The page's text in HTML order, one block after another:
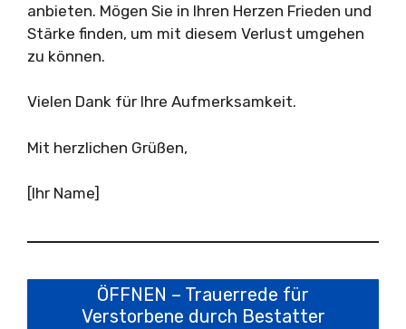
anbieten. Mögen Sie in Ihren Herzen Frieden und
Stärke finden, um mit diesem Verlust umgehen
zu können.
Vielen Dank für Ihre Aufmerksamkeit.
Mit herzlichen Grüßen,
[Ihr Name]
ÖFFNEN – Trauerrede für
Verstorbene durch Bestatter